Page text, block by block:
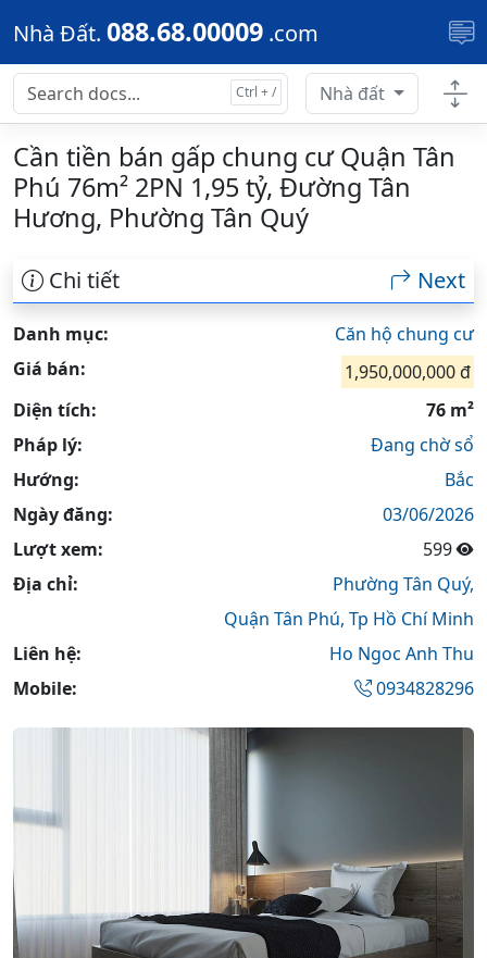
Skip to main content
Nhà Đất. 088.68.00009 .com
Nhà đất
Cần tiền bán gấp chung cư Quận Tân
Phú 76m² 2PN 1,95 tỷ, Đường Tân
Hương, Phường Tân Quý
Chi tiết Next
Danh mục:
Căn hộ chung cư
Giá bán:
1,950,000,000 đ
Diện tích:
76 m²
Pháp lý:
Đang chờ sổ
Hướng:
Bắc
Ngày đăng:
03/06/2026
Lượt xem:
599
Địa chỉ:
Phường Tân Quý,
Quận Tân Phú, Tp Hồ Chí Minh
Liên hệ:
Ho Ngoc Anh Thu
Mobile:
0934828296